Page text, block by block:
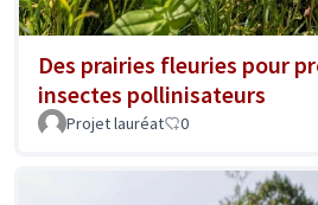
Des prairies fleuries pour
insectes pollinisateurs
Projet lauréat 0